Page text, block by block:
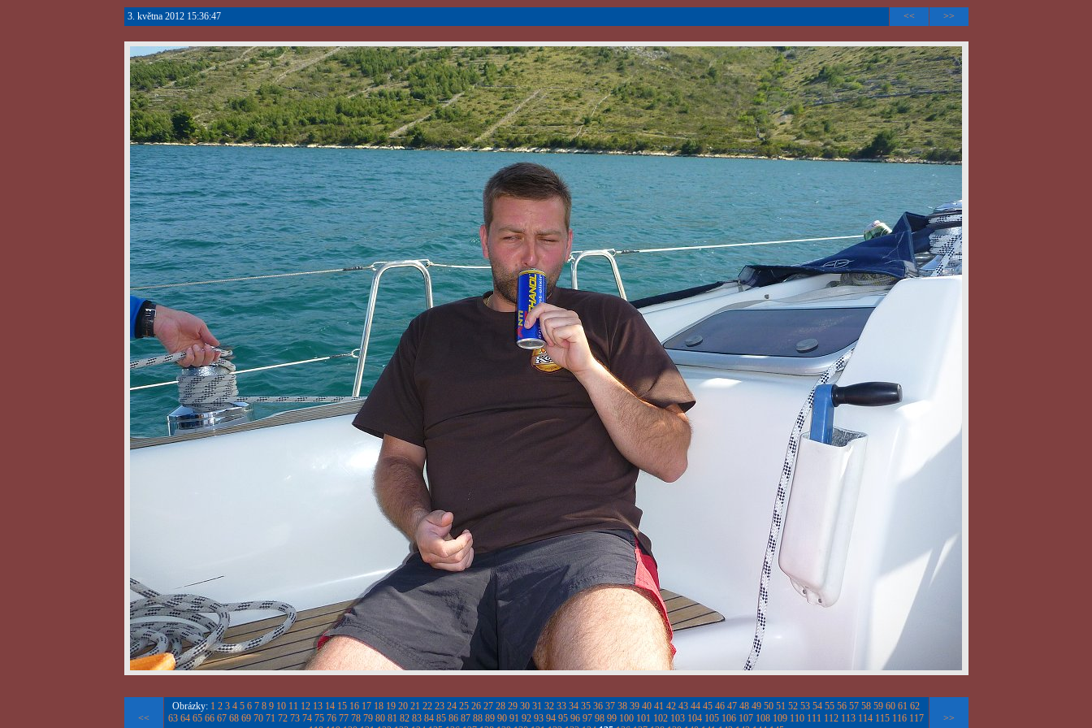
3. května 2012 15:36:47 << >>
<<
Obrázky: 1 2 3 4 5 6 7 8 9 10 11 12 13 14 15 16 17 18 19 20 21 22 23 24 25 26 27 28 29 30 31 32 33 34 35 36 37 38 39 40 41 42 43 44 45 46 47 48 49 50 51 52 53 54 55 56 57 58 59 60 61 62
63 64 65 66 67 68 69 70 71 72 73 74 75 76 77 78 79 80 81 82 83 84 85 86 87 88 89 90 91 92 93 94 95 96 97 98 99 100 101 102 103 104 105 106 107 108 109 110 111 112 113 114 115 116 117
>>